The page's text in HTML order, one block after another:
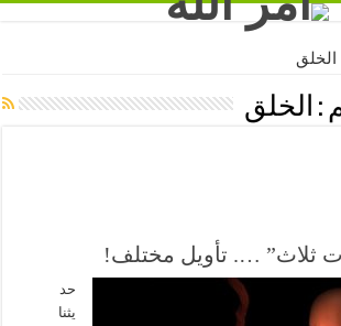
الخلق
: الخلق
ثلاث” …. تأويل مختلف!
حد
يثنا